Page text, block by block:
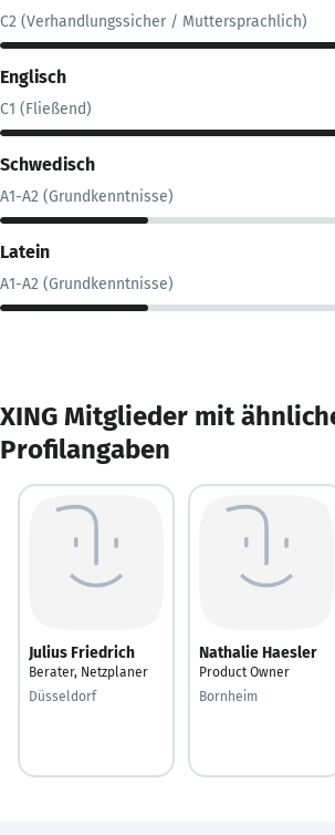
C2 (Verhandlungssicher / Muttersprachlich)
Englisch
C1 (Fließend)
Schwedisch
A1-A2 (Grundkenntnisse)
Latein
A1-A2 (Grundkenntnisse)
XING Mitglieder mit
Profilangaben
Julius Friedrich
Berater, Netzplaner
Düsseldorf
Nathalie Haesler
Product Owner
Bornheim